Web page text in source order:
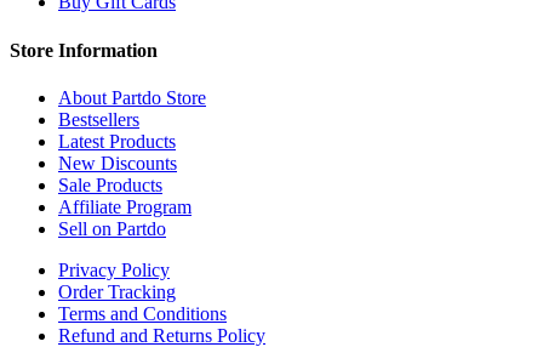
Store Information
About Partdo Store
Bestsellers
Latest Products
New Discounts
Sale Products
Affiliate Program
Sell on Partdo
Privacy Policy
Order Tracking
Terms and Conditions
Refund and Returns Policy